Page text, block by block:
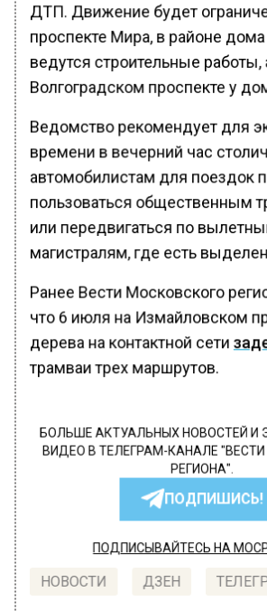
ДТП. Движение будет
проспекте Мира, в районе дома
ведутся строительные работы,
Волгоградском проспекте у
Ведомство рекомендует для
времени в вечерний час
автомобилистам для поездок
пользоваться общественным
или передвигаться по
магистралям, где есть
Ранее Вести Московского
что 6 июля на Измайловском
дерева на контактной сети
трамваи трех маршрутов.
БОЛЬШЕ АКТУАЛЬНЫХ НОВОСТЕЙ И
ВИДЕО В ТЕЛЕГРАМ-КАНАЛЕ
РЕГИОНА".
ПОДПИШИСЬ!
ПОДПИСЫВАЙТЕСЬ НА
НОВОСТИ ДЗЕН